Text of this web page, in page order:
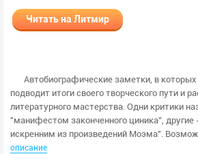
Читать на Литмир
Автобиографические заметки, в
подводит итоги своего творческого пути и
литературного мастерства. Одни критики
"манифестом законченного циника",
искренним из произведений Моэма".
описание